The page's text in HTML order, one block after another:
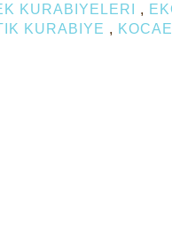
KURABIYELERI ,
KURABIYE ,